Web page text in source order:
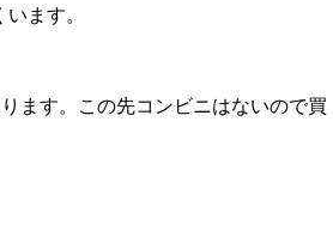
ます。
ます。この先コンビニはないので買